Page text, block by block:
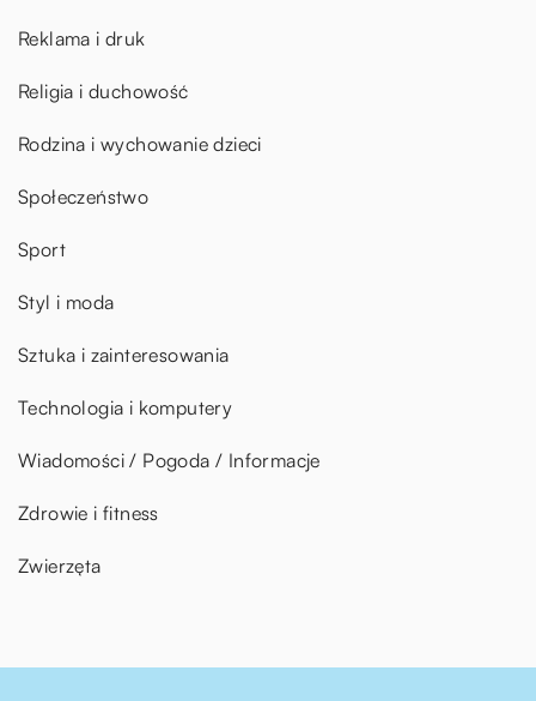
Reklama i druk
Religia i duchowość
Rodzina i wychowanie dzieci
Społeczeństwo
Sport
Styl i moda
Sztuka i zainteresowania
Technologia i komputery
Wiadomości / Pogoda / Informacje
Zdrowie i fitness
Zwierzęta